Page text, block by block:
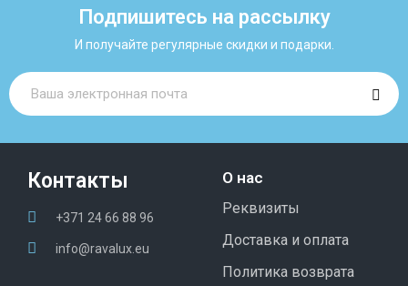
Подпишитесь на рассылку
И получайте регулярные скидки и подарки.
Контакты
+371 24 66 88 96
info@ravalux.eu
О нас
Реквизиты
Доставка и оплата
Политика возврата